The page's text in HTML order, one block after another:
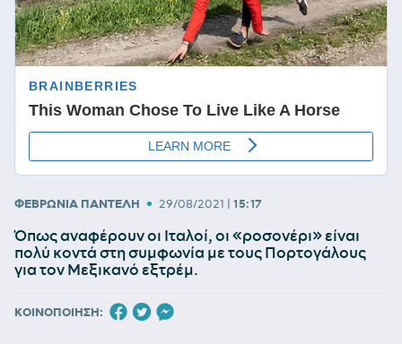
ΦΕΒΡΩΝΙΑ ΠΑΝΤΕΛΗ • 29/08/2021 | 15:17
Όπως αναφέρουν οι Ιταλοί, οι «ροσονέρι» είναι
πολύ κοντά στη συμφωνία με τους Πορτογάλους
για τον Μεξικανό εξτρέμ.
ΚΟΙΝΟΠΟΙΗΣΗ: